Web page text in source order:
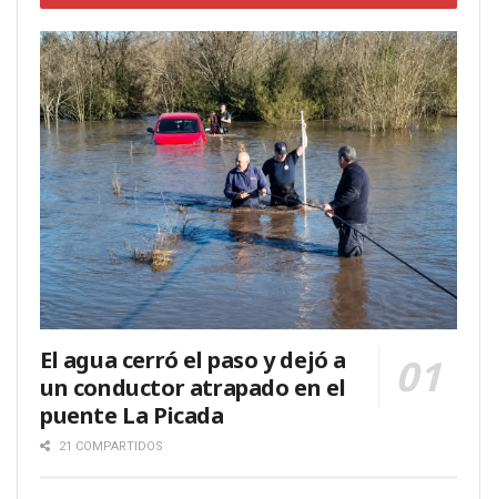
El agua cerró el paso y dejó a
un conductor atrapado en el
puente La Picada
21 COMPARTIDOS